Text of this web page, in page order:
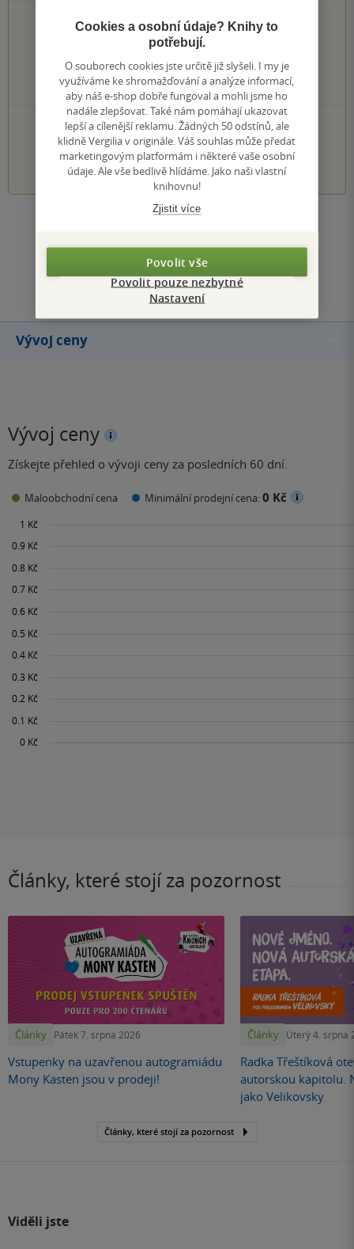
0×
5 hvězdiček
0×
4 hvězdičky
0×
2 hvězdičky
0×
1 hvezdička
PŘIDEJTE SVÉ HODNOCENÍ KNIHY
1 2 3 4 5
Přidat hodnocení
Vývoj ceny
Vývoj ceny
Získejte přehled o vývoji ceny za posledních 60 dní.
Maloobchodní cena Minimální prodejní cena:0 Kč
Články, které stojí za pozornost
Články Pátek 7. srpna 2026
Vstupenky na uzavřenou autogramiádu
Mony Kasten jsou v prodeji!
Články Úterý 4. srpna
Radka Třeštíková
autorskou kapitolu.
jako Velikovsky
Články, které stojí za pozornost
Viděli jste
Cookies a osobní údaje? Knihy to
potřebují.
O souborech cookies jste určitě již slyšeli. I my je
využíváme ke shromažďování a analýze informací,
aby náš e-shop dobře fungoval a mohli jsme ho
nadále zlepšovat. Také nám pomáhají ukazovat
lepší a cílenější reklamu. Žádných 50 odstínů, ale
klidně Vergilia v originále. Váš souhlas může předat
marketingovým platformám i některé vaše osobní
údaje. Ale vše bedlivě hlídáme. Jako naši vlastní
knihovnu!
Zjistit více
Povolit vše
Povolit pouze nezbytné
Nastavení